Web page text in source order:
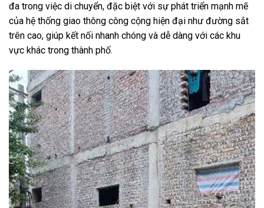
đa trong việc di chuyển, đặc biệt với sự phát triển mạnh mẽ
của hệ thống giao thông công cộng hiện đại như đường sắt
trên cao, giúp kết nối nhanh chóng và dễ dàng với các khu
vực khác trong thành phố.